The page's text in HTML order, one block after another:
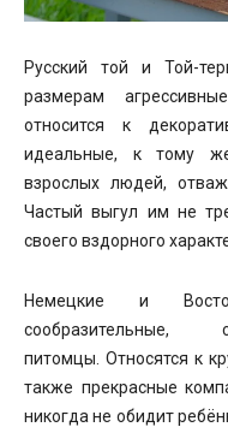
Русский той и Той-
размерам
относится к
идеальные, к тому
взрослых людей,
Частый выгул им не
своего вздорного
Немецкие и
питомцы. Относятся к
также прекрасные
никогда не обидит